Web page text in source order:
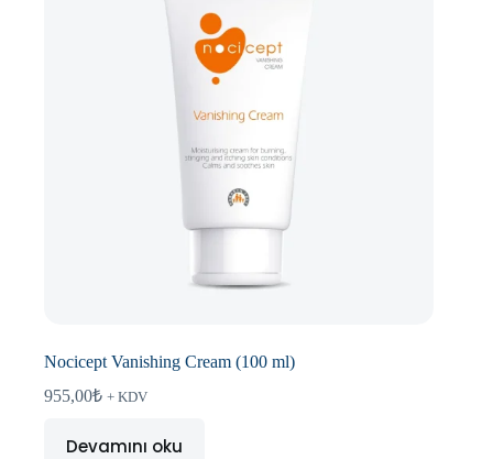
Nocicept Vanishing Cream (100 ml)
955,00₺ + KDV
Devamını oku